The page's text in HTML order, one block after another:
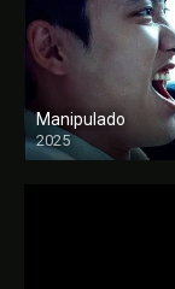
Manipulado
2025